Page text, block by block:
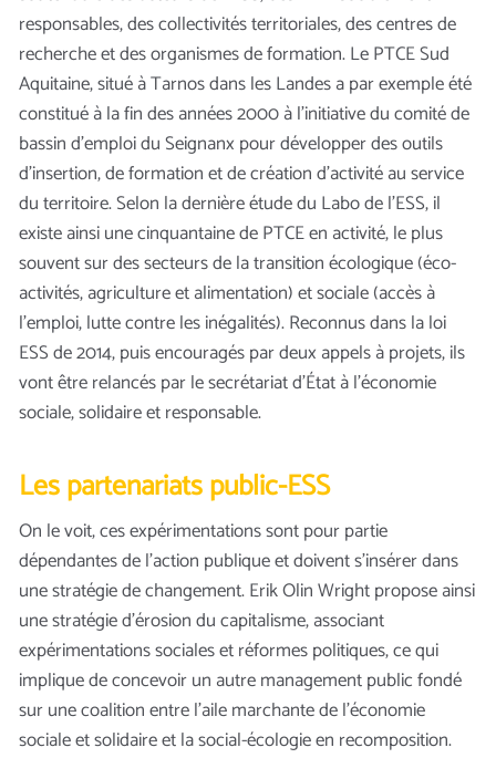
responsables, des collectivités territoriales, des centres de
recherche et des organismes de formation. Le PTCE Sud
Aquitaine, situé à Tarnos dans les Landes a par exemple été
constitué à la fin des années 2000 à l’initiative du comité de
bassin d’emploi du Seignanx pour développer des outils
d’insertion, de formation et de création d’activité au service
du territoire. Selon la dernière étude du Labo de l’ESS, il
existe ainsi une cinquantaine de PTCE en activité, le plus
souvent sur des secteurs de la transition écologique (éco-
activités, agriculture et alimentation) et sociale (accès à
l’emploi, lutte contre les inégalités). Reconnus dans la loi
ESS de 2014, puis encouragés par deux appels à projets, ils
vont être relancés par le secrétariat d’État à l’économie
sociale, solidaire et responsable.
Les partenariats public-ESS
On le voit, ces expérimentations sont pour partie
dépendantes de l’action publique et doivent s’insérer dans
une stratégie de changement. Erik Olin Wright propose ainsi
une stratégie d’érosion du capitalisme, associant
expérimentations sociales et réformes politiques, ce qui
implique de concevoir un autre management public fondé
sur une coalition entre l’aile marchante de l’économie
sociale et solidaire et la social-écologie en recomposition.